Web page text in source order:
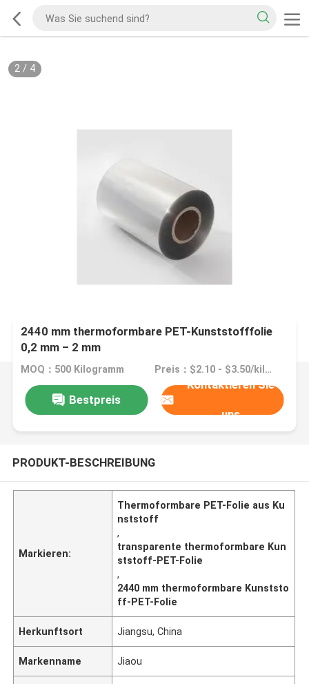
2/ 4
2440 mm thermoformbare PET-Kunststofffolie
0,2 mm – 2 mm
MOQ：500 Kilogramm Preis：$2.10 - $3.50/kilograms
Bestpreis
Kontaktieren Sie
uns
PRODUKT-BESCHREIBUNG
Markieren:
Thermoformbare PET-Folie aus Ku
nststoff
,
transparente thermoformbare Kun
ststoff-PET-Folie
,
2440 mm thermoformbare Kunststo
ff-PET-Folie
Herkunftsort Jiangsu, China
Markenname Jiaou